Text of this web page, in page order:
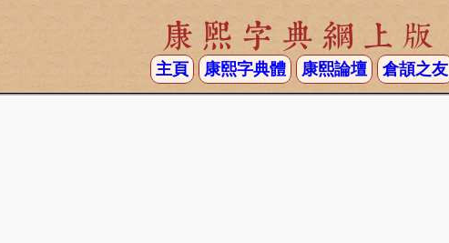
康熙字典網上版
主頁 康熙字典體 康熙論壇 倉頡之友